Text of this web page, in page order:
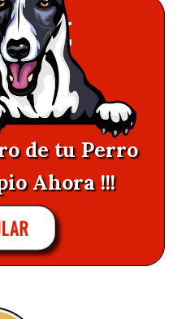
de tu Perro
Ahora !!!